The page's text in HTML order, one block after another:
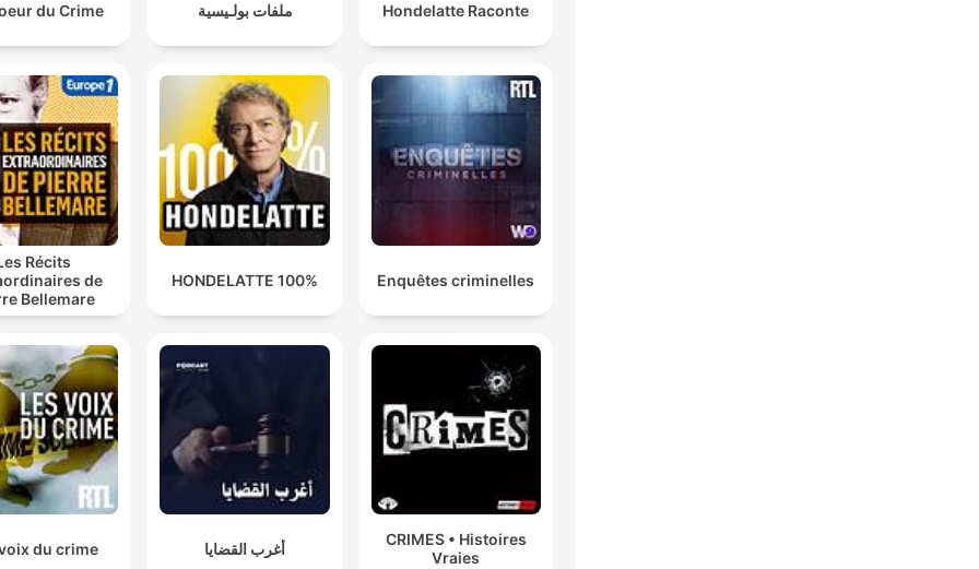
aux compétences techniques du suspect.
un enquêteur, on n'était pas loin du crime parfait.
00:36:46 · L'enquêteur souligne la complexité de l'affaire et la
planification qui aurait pu tromper les autorités.
Hondelatte Raconte ملفات بولـيسية du Crime
Enquêtes criminelles
100% HONDELATTE
Récits
de
Bellemare
CRIMES • Histoires
Vraies
أغرب القضايا du crime